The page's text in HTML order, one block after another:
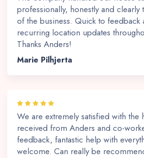
professionally, honestly and clearly
of the business. Quick to
recurring location updates
Thanks Anders!
Marie Pilhjerta
We are extremely satisfied with the
received from Anders and co-
feedback, fantastic help with
welcome. Can really be